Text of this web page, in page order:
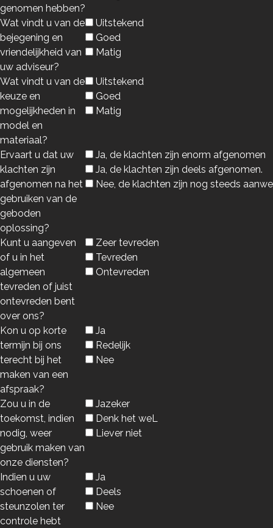
genomen hebben?
Wat vindt u van de
bejegening en
vriendelijkheid van
uw adviseur?
Uitstekend
Goed
Matig
Wat vindt u van de
keuze en
mogelijkheden in
model en
materiaal?
Uitstekend
Goed
Matig
Ervaart u dat uw
klachten zijn
afgenomen na het
gebruiken van de
geboden
oplossing?
Ja, de klachten zijn enorm afgenomen
Ja, de klachten zijn deels afgenomen.
Nee, de klachten zijn nog steeds
Kunt u aangeven
of u in het
algemeen
tevreden of juist
ontevreden bent
over ons?
Zeer tevreden
Tevreden
Ontevreden
Kon u op korte
termijn bij ons
terecht bij het
maken van een
afspraak?
Ja
Redelijk
Nee
Zou u in de
toekomst, indien
nodig, weer
gebruik maken van
onze diensten?
Jazeker
Denk het weL
Liever niet
Indien u uw
schoenen of
steunzolen ter
controle hebt
Ja
Deels
Nee